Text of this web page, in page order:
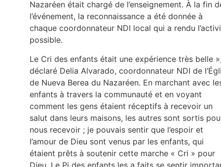
Nazaréen était chargé de l’enseignement. À la fin
l’événement, la reconnaissance a été donnée à
chaque coordonnateur NDI local qui a rendu
possible.
Le Cri des enfants était une expérience très belle
déclaré Delia Alvarado, coordonnateur NDI de
de Nueva Berea du Nazaréen. En marchant avec
enfants à travers la communauté et en voyant
comment les gens étaient réceptifs à recevoir un
salut dans leurs maisons, les autres sont sortis
nous recevoir ; je pouvais sentir que l’espoir et
l’amour de Dieu sont venus par les enfants, qui
étaient prêts à soutenir cette marche « Cri » pour
Dieu. Le Pi des enfants les a faits se sentir